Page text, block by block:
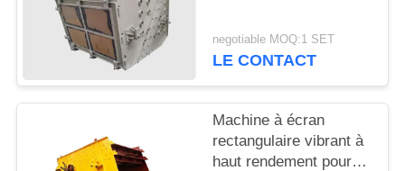
negotiable MOQ:1 SET
LE CONTACT
Machine à écran
rectangulaire vibrant à
haut rendement pour